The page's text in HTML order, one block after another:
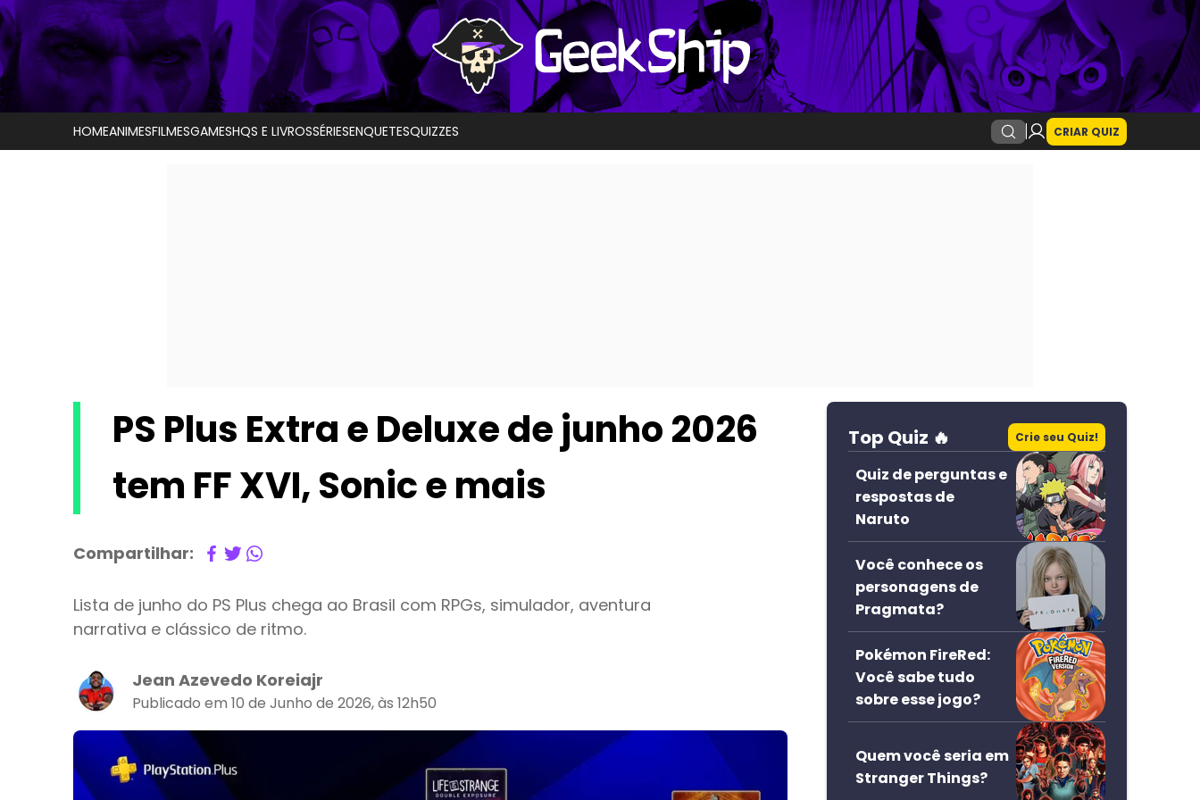
HOMEANIMESFILMESGAMESHQS E LIVROSSÉRIESENQUETESQUIZZES CRIAR QUIZ
PS Plus Extra e Deluxe de junho 2026
tem FF XVI, Sonic e mais
Compartilhar:
Lista de junho do PS Plus chega ao Brasil com RPGs, simulador, aventura
narrativa e clássico de ritmo.
Jean Azevedo Koreiajr
Publicado em 10 de Junho de 2026, às 12h50
Top Quiz 🔥 Crie seu Quiz!
Quiz de perguntas e
respostas de
Naruto
Você conhece os
personagens de
Pragmata?
Pokémon FireRed:
Você sabe tudo
sobre esse jogo?
Quem você seria em
Stranger Things?